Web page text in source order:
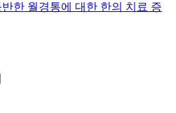
한 월경통에 대한 한의 치료 증